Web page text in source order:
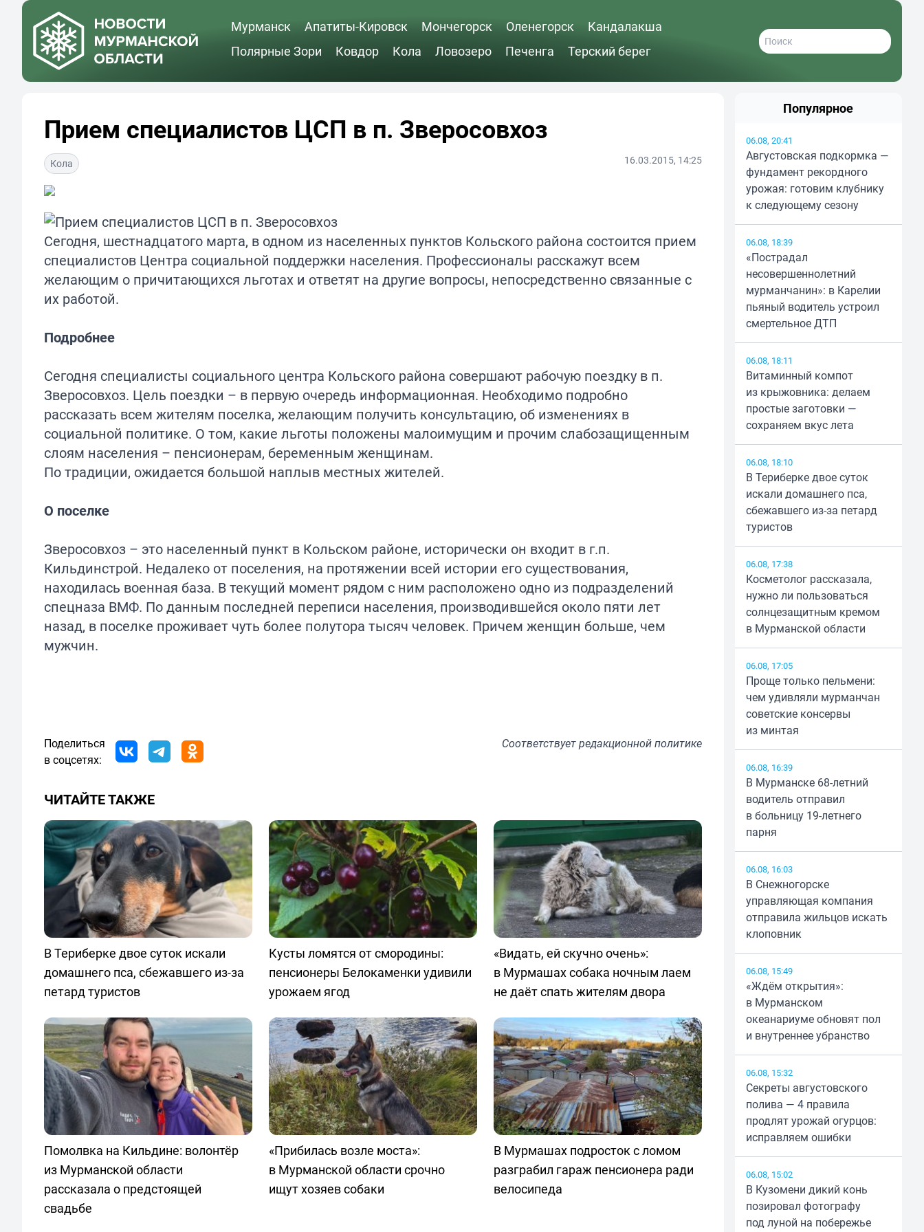
Мурманск Апатиты-Кировск Мончегорск Оленегорск
Кандалакша
Полярные Зори
Ковдор Кола Ловозеро Печенга Терский берег
Прием специалистов ЦСП в п. Зверосовхоз
Кола 16.03.2015, 14:25
Сегодня, шестнадцатого марта, в одном из населенных пунктов Кольского района состоится прием
специалистов Центра социальной поддержки населения. Профессионалы расскажут всем
желающим о причитающихся льготах и ответят на другие вопросы, непосредственно связанные с
их работой.
Подробнее
Сегодня специалисты социального центра Кольского района совершают рабочую поездку в п.
Зверосовхоз. Цель поездки – в первую очередь информационная. Необходимо подробно
рассказать всем жителям поселка, желающим получить консультацию, об изменениях в
социальной политике. О том, какие льготы положены малоимущим и прочим слабозащищенным
слоям населения – пенсионерам, беременным женщинам.
По традиции, ожидается большой наплыв местных жителей.
О поселке
Зверосовхоз – это населенный пункт в Кольском районе, исторически он входит в г.п.
Кильдинстрой. Недалеко от поселения, на протяжении всей истории его существования,
находилась военная база. В текущий момент рядом с ним расположено одно из подразделений
спецназа ВМФ. По данным последней переписи населения, производившейся около пяти лет
назад, в поселке проживает чуть более полутора тысяч человек. Причем женщин больше, чем
мужчин.
Поделиться
в соцсетях:
Соответствуетредакционной политике
ЧИТАЙТЕ ТАКЖЕ
В Териберке двое суток искали
домашнего пса, сбежавшего из-за
петард туристов
Кусты ломятся от смородины:
пенсионеры Белокаменки удивили
урожаем ягод
«Видать, ей скучно очень»:
в Мурмашах собака ночным лаем
не даёт спать жителям двора
Помолвка на Кильдине: волонтёр
из Мурманской области
рассказала о предстоящей
свадьбе
«Прибилась возле моста»:
в Мурманской области срочно
ищут хозяев собаки
В Мурмашах подросток с ломом
разграбил гараж пенсионера ради
велосипеда
Популярное
06.08, 20:41
Августовская подкормка —
фундамент рекордного
урожая: готовим клубнику
к следующему сезону
06.08, 18:39
«Пострадал
несовершеннолетний
мурманчанин»: в Карелии
пьяный водитель устроил
смертельное ДТП
06.08, 18:11
Витаминный компот
из крыжовника: делаем
простые заготовки —
сохраняем вкус лета
06.08, 18:10
В Териберке двое суток
искали домашнего пса,
сбежавшего из-за петард
туристов
06.08, 17:38
Косметолог рассказала,
нужно ли пользоваться
солнцезащитным кремом
в Мурманской области
06.08, 17:05
Проще только пельмени:
чем удивляли мурманчан
советские консервы
из минтая
06.08, 16:39
В Мурманске 68-летний
водитель отправил
в больницу 19-летнего
парня
06.08, 16:03
В Снежногорске
управляющая компания
отправила жильцов искать
клоповник
06.08, 15:49
«Ждём открытия»:
в Мурманском
океанариуме обновят пол
и внутреннее убранство
06.08, 15:32
Секреты августовского
полива — 4 правила
продлят урожай огурцов:
исправляем ошибки
06.08, 15:02
В Кузомени дикий конь
позировал фотографу
под луной на побережье